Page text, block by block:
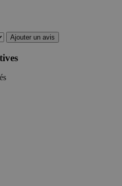
Ajouter un avis